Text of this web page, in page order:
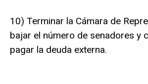
10) Terminar la Cámara de
bajar el número de senadores y
pagar la deuda externa.